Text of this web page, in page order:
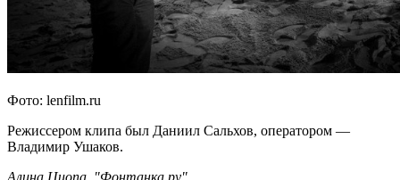
Фото: lenfilm.ru
Режиссером клипа был Даниил Сальхов, оператором —
Владимир Ушаков.
Алина Циопа, "Фонтанка.ру"